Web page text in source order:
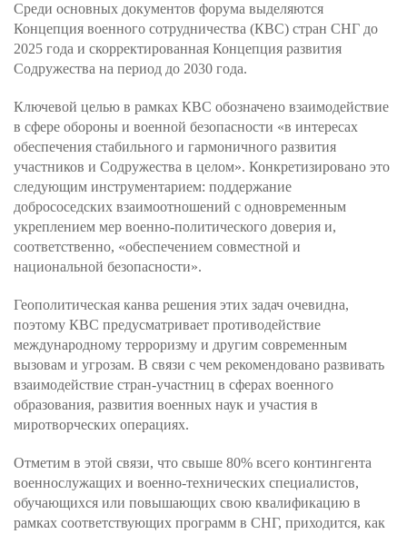
Среди основных документов форума выделяются
Концепция военного сотрудничества (КВС) стран СНГ до
2025 года и скорректированная Концепция развития
Содружества на период до 2030 года.
Ключевой целью в рамках КВС обозначено взаимодействие
в сфере обороны и военной безопасности «в интересах
обеспечения стабильного и гармоничного развития
участников и Содружества в целом». Конкретизировано это
следующим инструментарием: поддержание
добрососедских взаимоотношений с одновременным
укреплением мер военно-политического доверия и,
соответственно, «обеспечением совместной и
национальной безопасности».
Геополитическая канва решения этих задач очевидна,
поэтому КВС предусматривает противодействие
международному терроризму и другим современным
вызовам и угрозам. В связи с чем рекомендовано развивать
взаимодействие стран-участниц в сферах военного
образования, развития военных наук и участия в
миротворческих операциях.
Отметим в этой связи, что свыше 80% всего контингента
военнослужащих и военно-технических специалистов,
обучающихся или повышающих свою квалификацию в
рамках соответствующих программ в СНГ, приходится, как